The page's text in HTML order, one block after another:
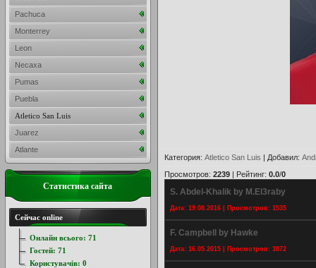
Категория: Atletico San Luis | Добавил:
Просмотров: 2239 | Рейтинг: 0.0/0
S. Abdel-Khalik by M.El3raby
Дата: 19.08.2016 | Просмотров: 1535
F. Campbell by Hawke
Дата: 16.05.2015 | Просмотров: 3872
Pachuca
Monterrey
Leon
Necaxa
Pumas
Puebla
Atletico San Luis
Juarez
Atlante
Статистика сайта
Сейчас online
Онлайн всього: 71
Гостей: 71
Користувачів: 0